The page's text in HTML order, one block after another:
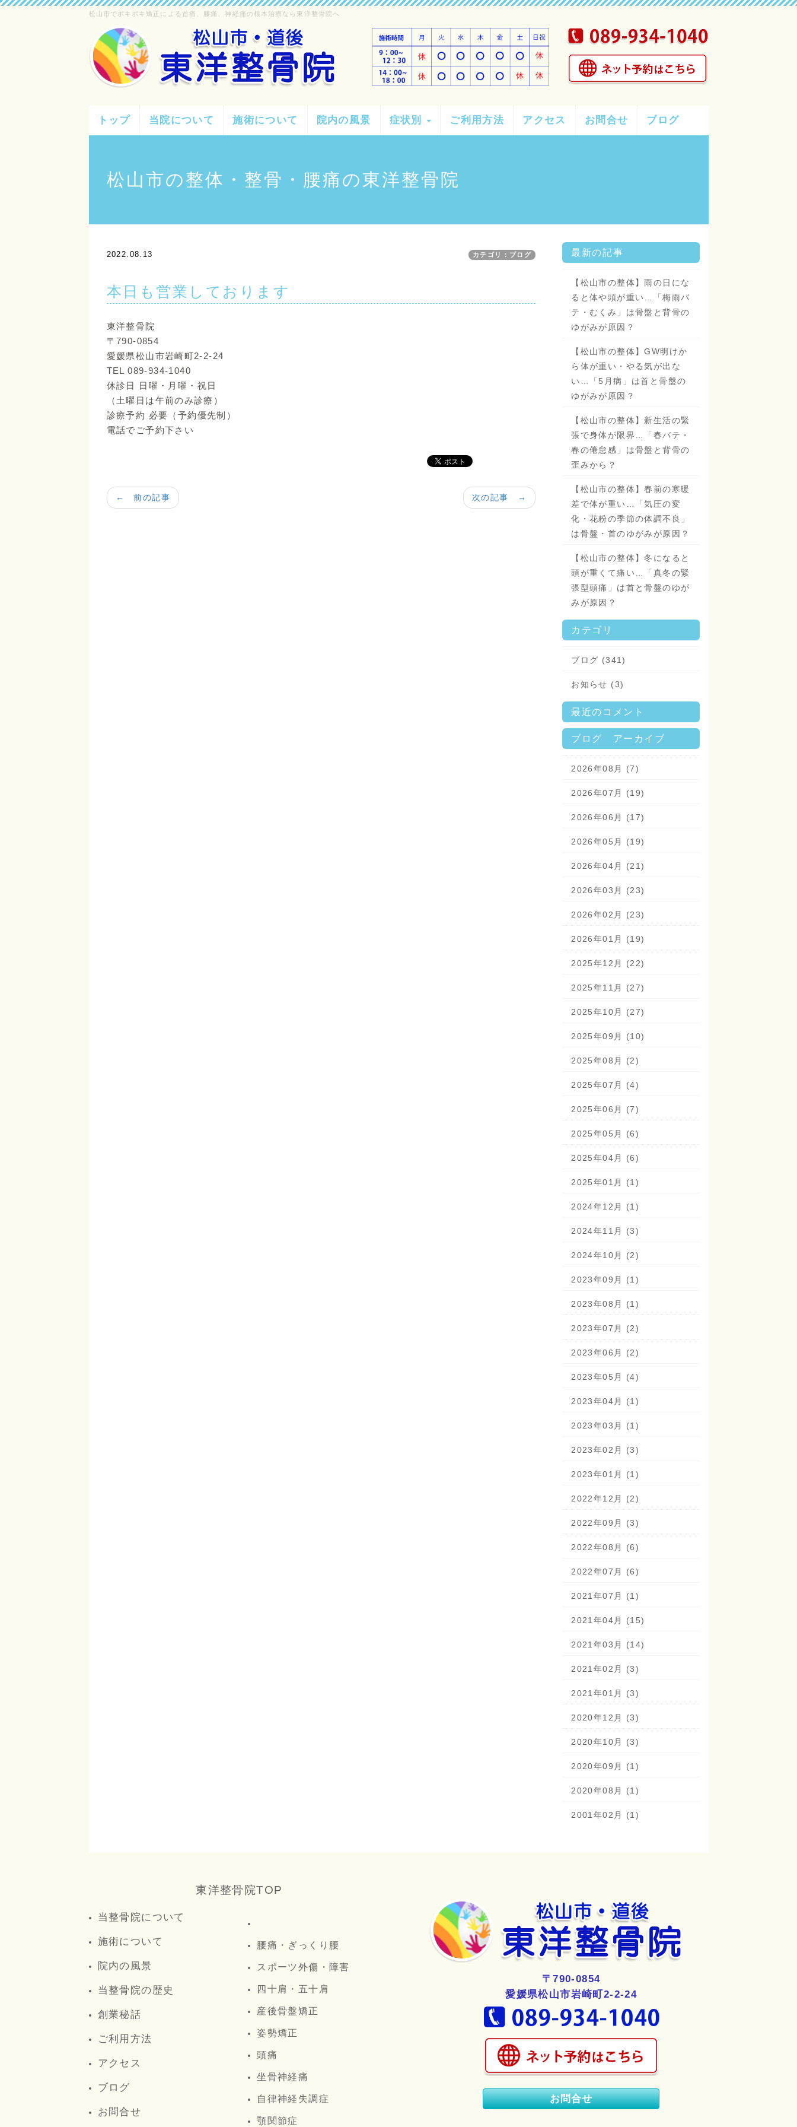
松山市でポキポキ矯正による首痛、腰痛、神経痛の根本治療なら東洋整骨院へ
トップ 当院について 施術について 院内の風景 症状別 ご利用方法 アクセス お問合せ ブログ
松山市の整体・整骨・腰痛の東洋整骨院
2022.08.13 カテゴリ：ブログ
本日も営業しております
東洋整骨院
〒790-0854
愛媛県松山市岩崎町2-2-24
TEL 089-934-1040
休診日 日曜・月曜・祝日
（土曜日は午前のみ診療）
診療予約 必要（予約優先制）
電話でご予約下さい
次の記事 →
← 前の記事
最新の記事
【松山市の整体】雨の日にな
ると体や頭が重い…「梅雨バ
テ・むくみ」は骨盤と背骨の
ゆがみが原因？
【松山市の整体】GW明けか
ら体が重い・やる気が出な
い…「5月病」は首と骨盤の
ゆがみが原因？
【松山市の整体】新生活の緊
張で身体が限界…「春バテ・
春の倦怠感」は骨盤と背骨の
歪みから？
【松山市の整体】春前の寒暖
差で体が重い…「気圧の変
化・花粉の季節の体調不良」
は骨盤・首のゆがみが原因？
【松山市の整体】冬になると
頭が重くて痛い…「真冬の緊
張型頭痛」は首と骨盤のゆが
みが原因？
カテゴリ
ブログ (341)
お知らせ (3)
最近のコメント
ブログ アーカイブ
2026年08月 (7)
2026年07月 (19)
2026年06月 (17)
2026年05月 (19)
2026年04月 (21)
2026年03月 (23)
2026年02月 (23)
2026年01月 (19)
2025年12月 (22)
2025年11月 (27)
2025年10月 (27)
2025年09月 (10)
2025年08月 (2)
2025年07月 (4)
2025年06月 (7)
2025年05月 (6)
2025年04月 (6)
2025年01月 (1)
2024年12月 (1)
2024年11月 (3)
2024年10月 (2)
2023年09月 (1)
2023年08月 (1)
2023年07月 (2)
2023年06月 (2)
2023年05月 (4)
2023年04月 (1)
2023年03月 (1)
2023年02月 (3)
2023年01月 (1)
2022年12月 (2)
2022年09月 (3)
2022年08月 (6)
2022年07月 (6)
2021年07月 (1)
2021年04月 (15)
2021年03月 (14)
2021年02月 (3)
2021年01月 (3)
2020年12月 (3)
2020年10月 (3)
2020年09月 (1)
2020年08月 (1)
2001年02月 (1)
東洋整骨院TOP
当整骨院について
施術について
院内の風景
当整骨院の歴史
創業秘話
ご利用方法
アクセス
ブログ
お問合せ
腰痛・ぎっくり腰
スポーツ外傷・障害
四十肩・五十肩
産後骨盤矯正
姿勢矯正
頭痛
坐骨神経痛
自律神経失調症
顎関節症
〒790-0854
愛媛県松山市岩崎町2-2-24
お問合せ